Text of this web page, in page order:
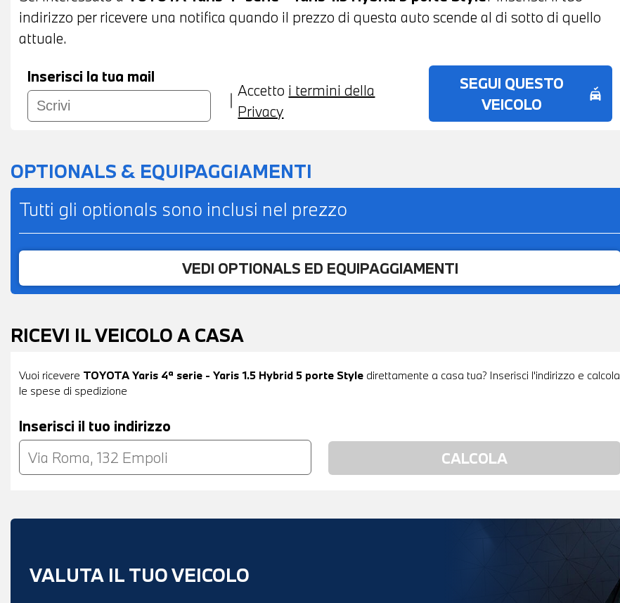
indirizzo per ricevere una notifica quando il prezzo di questa auto scende al di sotto di quello
attuale.
Inserisci la tua mail
Accetto i termini della
Privacy
SEGUI QUESTO
VEICOLO
no_crash
OPTIONALS & EQUIPAGGIAMENTI
Tutti gli optionals sono inclusi nel prezzo
VEDI OPTIONALS ED EQUIPAGGIAMENTI
RICEVI IL VEICOLO A CASA
Vuoi ricevere TOYOTA Yaris 4ª serie - Yaris 1.5 Hybrid 5 porte Style direttamente a casa tua? Inserisci l'indirizzo e calcola
le spese di spedizione
Inserisci il tuo indirizzo
VALUTA IL TUO VEICOLO